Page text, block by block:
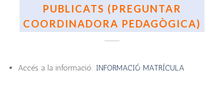
PUBLICATS (PREGUNTAR
COORDINADORA PEDAGÒGICA)
Accés a la informació: INFORMACIÓ MATRÍCULA